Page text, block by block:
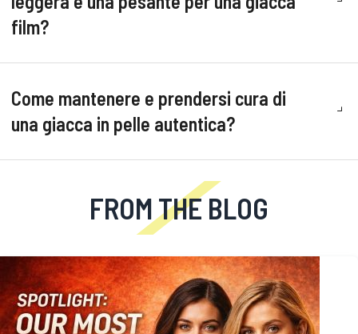
film?
Come mantenere e prendersi cura di
una giacca in pelle autentica?
FROM THE BLOG